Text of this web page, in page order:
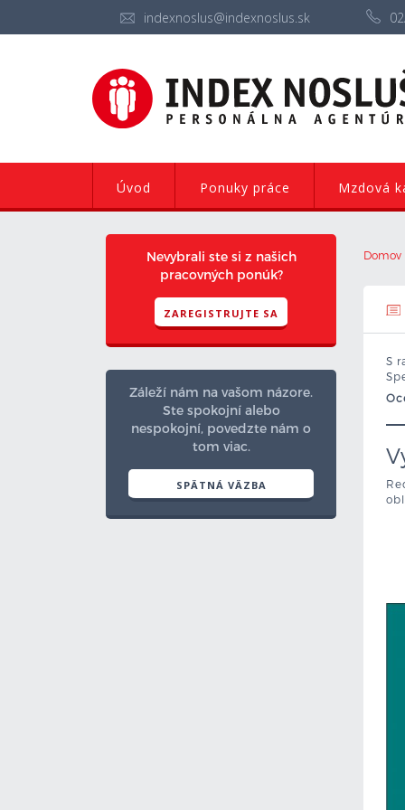
indexnoslus@indexnoslus.sk
Úvod Ponuky práce Mzdová
Domov
S
Nevybrali ste si z našich
pracovných ponúk?
ZAREGISTRUJTE SA
Záleží nám na vašom názore.
Ste spokojní alebo
nespokojní, povedzte nám o
tom viac.
SPÄTNÁ VÄZBA